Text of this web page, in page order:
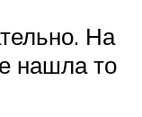
На
нашла то